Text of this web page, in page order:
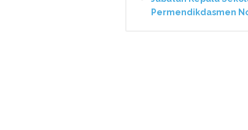
Permendikdasmen